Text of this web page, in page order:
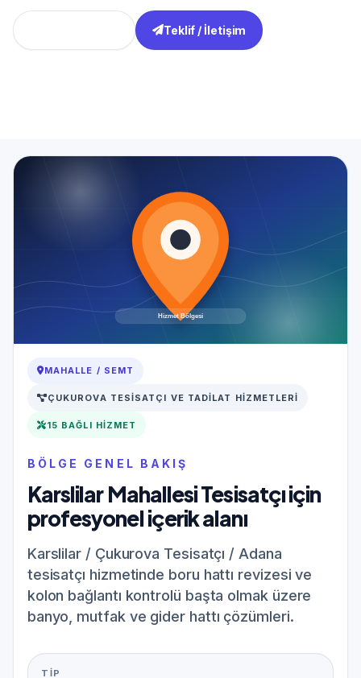
Teklif / İletişim
MAHALLE / SEMT
ÇUKUROVA TESISATÇI VE TADILAT HIZMETLERI
15 BAĞLI HIZMET
BÖLGE GENEL BAKIŞ
Karslilar Mahallesi Tesisatçı için
profesyonel içerik alanı
Karslilar / Çukurova Tesisatçı / Adana
tesisatçı hizmetinde boru hattı revizesi ve
kolon bağlantı kontrolü başta olmak üzere
banyo, mutfak ve gider hattı çözümleri.
TIP